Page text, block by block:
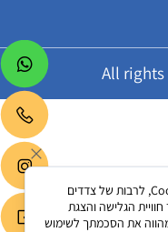
לידיעתך, באתרנו נעשה שימוש בקבצי Cookies, לרבות של צדדים
הגלישה והצגת
את הסכמתך לשימוש